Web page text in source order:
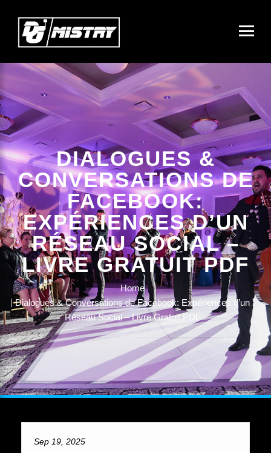
DIALOGUES &
CONVERSATIONS DE
FACEBOOK:
EXPÉRIENCES D’UN
RÉSEAU SOCIAL –
LIVRE GRATUIT PDF
Home
Dialogues & Conversations de Facebook: Expériences d’un
Réseau Social – Livre Gratuit PDF
Sep 19, 2025